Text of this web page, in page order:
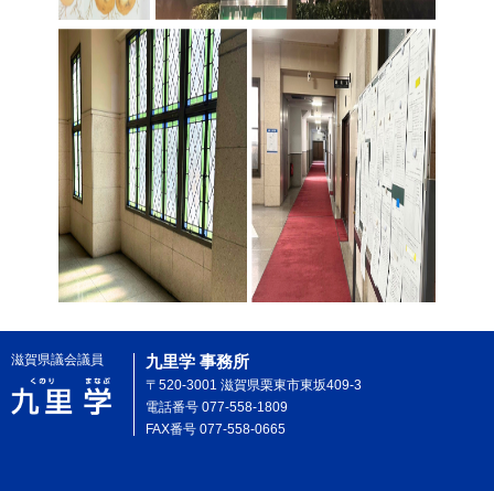
滋賀県議会議員 九里学 事務所
〒520-3001 滋賀県栗東市東坂409-3
電話番号 077-558-1809
FAX番号 077-558-0665